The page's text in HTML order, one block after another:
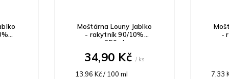
Moštárna Louny Jablko
- rakytník 90/10%
250ml
34,90 Kč / ks
Měrná
13,96 Kč / 100 ml
-
7,33